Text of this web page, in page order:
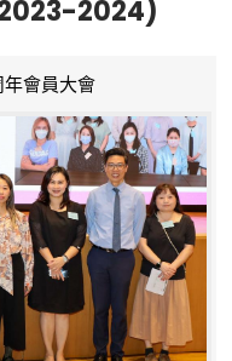
2024)
年會員大會